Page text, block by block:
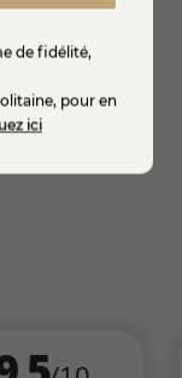
de fidélité,
pour en
ici